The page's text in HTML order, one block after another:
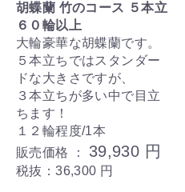
胡蝶蘭 竹のコース ５本立
６０輪以上
大輪豪華な胡蝶蘭です。
５本立ちではスタンダー
ドな大きさですが、
３本立ちが多い中で目立
ちます！
１２輪程度/1本
販売価格 ： 39,930 円
税抜：36,300 円